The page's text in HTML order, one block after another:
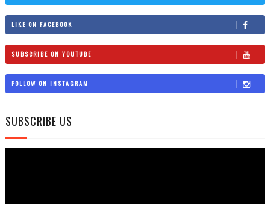
LIKE ON FACEBOOK
SUBSCRIBE ON YOUTUBE
FOLLOW ON INSTAGRAM
SUBSCRIBE US